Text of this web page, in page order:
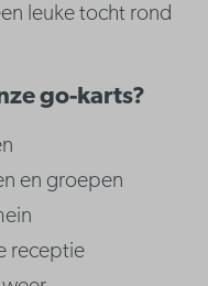
leuke tocht rond
go-karts?
en groepen
receptie